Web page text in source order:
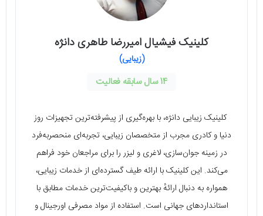
کلینیک فیشیال امیررضا طاهری دانژه
(زیبایی)
14 سال سابقه فعالیت
کلینیک زیبایی دانژه، با بهره‌گیری از پیشرفته‌ترین تجهیزات روز
دنیا و کادری مجرب از متخصصان زیبایی، تجربه‌ای منحصربه‌فرد
در زمینه جوان‌سازی، لاغری و لیزر را برای مراجعان خود فراهم
می‌کند. این کلینیک با ارائه طیف گسترده‌ای از خدمات زیبایی،
همواره به دنبال ارائهٔ بهترین و باکیفیت‌ترین خدمات مطابق با
استانداردهای جهانی است. استفاده از مواد مصرفی اورجینال و